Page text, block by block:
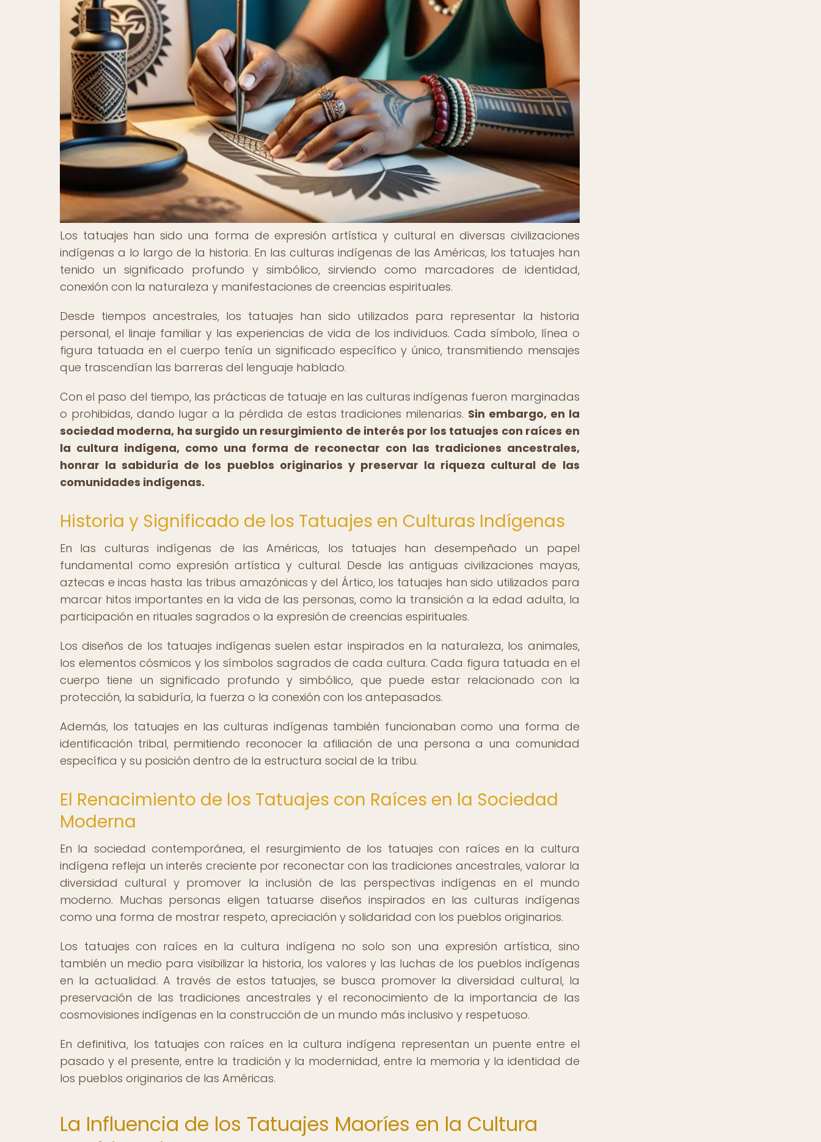
Los tatuajes han sido una forma de expresión artística y cultural en diversas civilizaciones
indígenas a lo largo de la historia. En las culturas indígenas de las Américas, los tatuajes han
tenido un significado profundo y simbólico, sirviendo como marcadores de identidad,
conexión con la naturaleza y manifestaciones de creencias espirituales.
Desde tiempos ancestrales, los tatuajes han sido utilizados para representar la historia
personal, el linaje familiar y las experiencias de vida de los individuos. Cada símbolo, línea o
figura tatuada en el cuerpo tenía un significado específico y único, transmitiendo mensajes
que trascendían las barreras del lenguaje hablado.
Con el paso del tiempo, las prácticas de tatuaje en las culturas indígenas fueron marginadas
o prohibidas, dando lugar a la pérdida de estas tradiciones milenarias. Sin embargo, en la
sociedad moderna, ha surgido un resurgimiento de interés por los tatuajes con raíces en
la cultura indígena, como una forma de reconectar con las tradiciones ancestrales,
honrar la sabiduría de los pueblos originarios y preservar la riqueza cultural de las
comunidades indígenas.
Historia y Significado de los Tatuajes en Culturas Indígenas
En las culturas indígenas de las Américas, los tatuajes han desempeñado un papel
fundamental como expresión artística y cultural. Desde las antiguas civilizaciones mayas,
aztecas e incas hasta las tribus amazónicas y del Ártico, los tatuajes han sido utilizados para
marcar hitos importantes en la vida de las personas, como la transición a la edad adulta, la
participación en rituales sagrados o la expresión de creencias espirituales.
Los diseños de los tatuajes indígenas suelen estar inspirados en la naturaleza, los animales,
los elementos cósmicos y los símbolos sagrados de cada cultura. Cada figura tatuada en el
cuerpo tiene un significado profundo y simbólico, que puede estar relacionado con la
protección, la sabiduría, la fuerza o la conexión con los antepasados.
Además, los tatuajes en las culturas indígenas también funcionaban como una forma de
identificación tribal, permitiendo reconocer la afiliación de una persona a una comunidad
específica y su posición dentro de la estructura social de la tribu.
El Renacimiento de los Tatuajes con Raíces en la Sociedad
Moderna
En la sociedad contemporánea, el resurgimiento de los tatuajes con raíces en la cultura
indígena refleja un interés creciente por reconectar con las tradiciones ancestrales, valorar la
diversidad cultural y promover la inclusión de las perspectivas indígenas en el mundo
moderno. Muchas personas eligen tatuarse diseños inspirados en las culturas indígenas
como una forma de mostrar respeto, apreciación y solidaridad con los pueblos originarios.
Los tatuajes con raíces en la cultura indígena no solo son una expresión artística, sino
también un medio para visibilizar la historia, los valores y las luchas de los pueblos indígenas
en la actualidad. A través de estos tatuajes, se busca promover la diversidad cultural, la
preservación de las tradiciones ancestrales y el reconocimiento de la importancia de las
cosmovisiones indígenas en la construcción de un mundo más inclusivo y respetuoso.
En definitiva, los tatuajes con raíces en la cultura indígena representan un puente entre el
pasado y el presente, entre la tradición y la modernidad, entre la memoria y la identidad de
los pueblos originarios de las Américas.
La Influencia de los Tatuajes Maoríes en la Cultura